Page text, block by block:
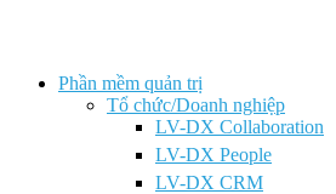
Phần mềm quản trị
Tổ chức/Doanh nghiệp
LV-DX Collaboration
LV-DX People
LV-DX CRM